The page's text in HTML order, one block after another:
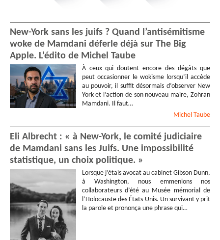
New-York sans les juifs ? Quand l’antisémitisme
woke de Mamdani déferle déjà sur The Big
Apple. L’édito de Michel Taube
À ceux qui doutent encore des dégâts que
peut occasionner le wokisme lorsqu’il accède
au pouvoir, il suffit désormais d’observer New
York et l’action de son nouveau maire, Zohran
Mamdani. Il faut…
Michel Taube
Eli Albrecht : « à New-York, le comité judiciaire
de Mamdani sans les Juifs. Une impossibilité
statistique, un choix politique. »
Lorsque j’étais avocat au cabinet Gibson Dunn,
à Washington, nous emmenions nos
collaborateurs d’été au Musée mémorial de
l’Holocauste des États-Unis. Un survivant y prit
la parole et prononça une phrase qui…